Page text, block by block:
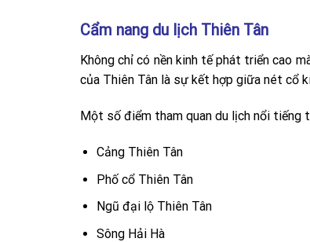
Cẩm nang du lịch Thiên Tân
Không chỉ có nền kinh tế phát triển cao
của Thiên Tân là sự kết hợp giữa nét cổ
Một số điểm tham quan du lịch nổi tiếng
Cảng Thiên Tân
Phố cổ Thiên Tân
Ngũ đại lộ Thiên Tân
Sông Hải Hà